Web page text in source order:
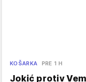
KOŠARKA PRE 1 H
Jokić protiv